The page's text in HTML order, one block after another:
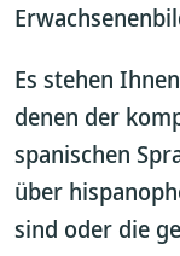
Es stehen
denen der
spanischen
über
sind oder die